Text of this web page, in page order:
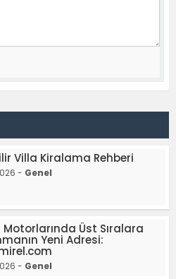
Villa Kiralama Rehberi
- Genel
Üst Sıralara
Yeni Adresi:
- Genel